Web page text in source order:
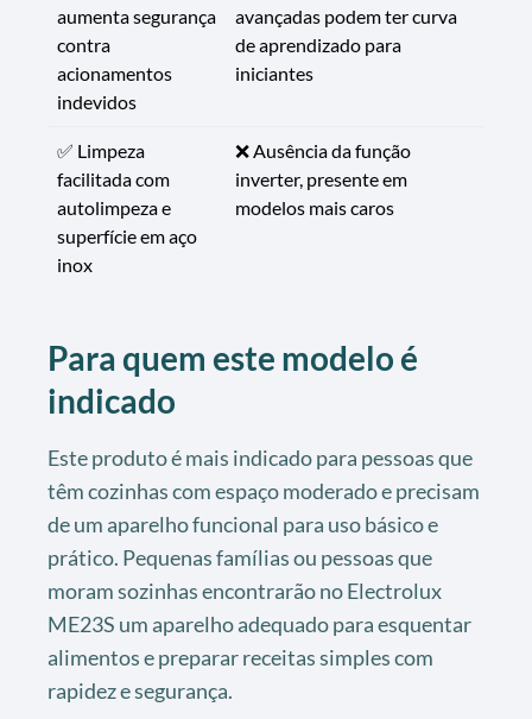
aumenta segurança
contra
acionamentos
indevidos
avançadas podem ter curva
de aprendizado para
iniciantes
✅ Limpeza
facilitada com
autolimpeza e
superfície em aço
inox
❌ Ausência da função
inverter, presente em
modelos mais caros
Para quem este modelo é
indicado
Este produto é mais indicado para pessoas que
têm cozinhas com espaço moderado e precisam
de um aparelho funcional para uso básico e
prático. Pequenas famílias ou pessoas que
moram sozinhas encontrarão no Electrolux
ME23S um aparelho adequado para esquentar
alimentos e preparar receitas simples com
rapidez e segurança.